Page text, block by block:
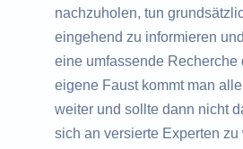
nachzuholen, tun
eingehend zu informieren
eine umfassende Recherche
eigene Faust kommt man
weiter und sollte dann nicht
sich an versierte Experten